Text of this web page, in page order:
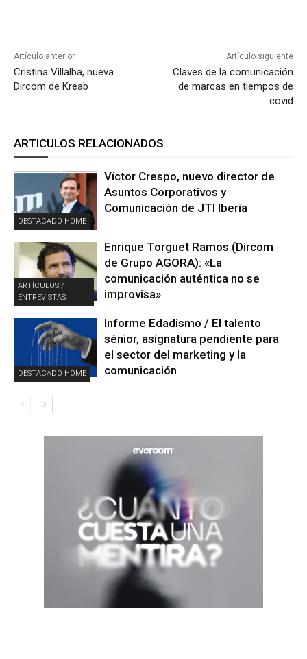
Artículo anterior
Cristina Villalba, nueva
Dircom de Kreab
Artículo siguiente
Claves de la comunicación
de marcas en tiempos de
covid
ARTICULOS RELACIONADOS
DESTACADO HOME
Víctor Crespo, nuevo director de
Asuntos Corporativos y
Comunicación de JTI Iberia
ARTÍCULOS /
ENTREVISTAS
Enrique Torguet Ramos (Dircom
de Grupo AGORA): «La
comunicación auténtica no se
improvisa»
DESTACADO HOME
Informe Edadismo / El talento
sénior, asignatura pendiente para
el sector del marketing y la
comunicación